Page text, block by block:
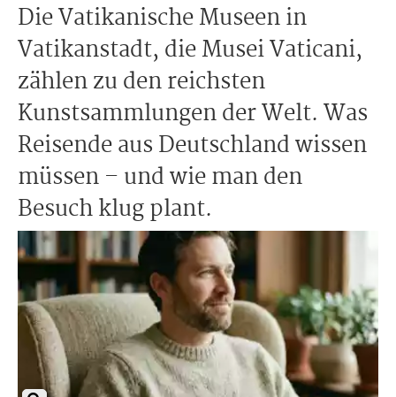
Die Vatikanische Museen in
Vatikanstadt, die Musei Vaticani,
zählen zu den reichsten
Kunstsammlungen der Welt. Was
Reisende aus Deutschland wissen
müssen – und wie man den
Besuch klug plant.